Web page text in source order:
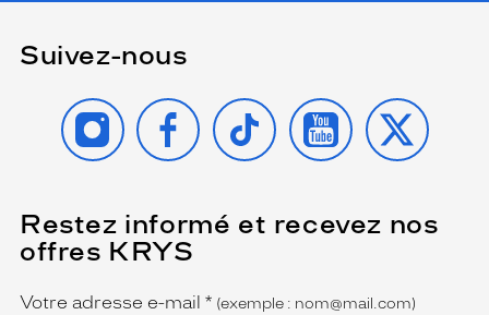
Suivez-nous
INSTAGRAMFACEBOOK
TIKTOK YOUTUBE
X
Restez informé et recevez nos
offres KRYS
Name
Votre adresse e-mail *
(Ce
champ
est
obligatoire)
(exemple : nom@mail.com)